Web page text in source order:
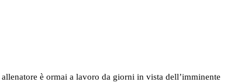
è ormai a lavoro da giorni in vista dell’imminente